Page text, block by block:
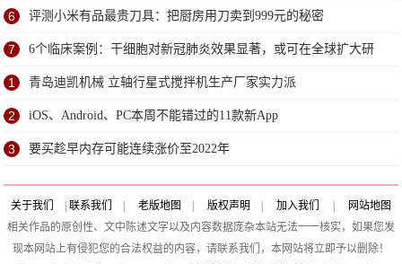
6 评测小米有品最贵刀具：把厨房用刀卖到999元的秘密
7 6个临床案例：干细胞对新冠肺炎效果显著，或可在全球扩大研
究
1 青岛迪凯机械 立轴行星式搅拌机生产厂家实力派
2 iOS、Android、PC本周不能错过的11款新App
3 要买趁早内存可能连续涨价至2022年
关于我们 联系我们 老版地图 版权声明 加入我们
网站地图
相关作品的原创性、文中陈述文字以及内容数据庞杂本站无法一一核实，如果您发
现本网站上有侵犯您的合法权益的内容，请联系我们，本网站将立即予以删除！